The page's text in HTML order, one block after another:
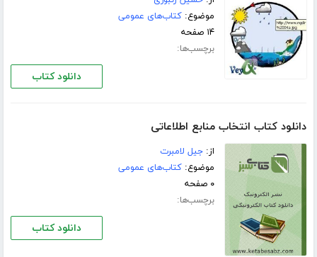
موضوع:کتاب‌های عمومی
۱۴ صفحه
برچسب‌ها:
دانلود کتاب
دانلود کتاب انتخاب منابع اطلاعاتی
از:جیل لامبرت
موضوع:کتاب‌های عمومی
۰ صفحه
برچسب‌ها:
دانلود کتاب